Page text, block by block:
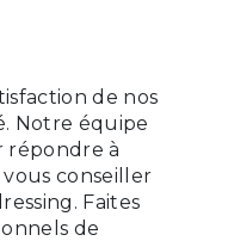
de nos
Notre équipe
répondre à
conseiller
Faites
de